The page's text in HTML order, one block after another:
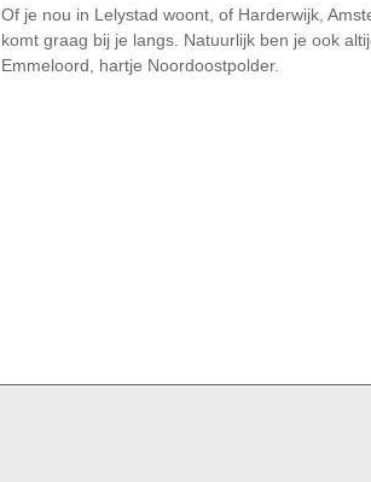
Of je nou in Lelystad woont, of Harderwijk,
komt graag bij je langs. Natuurlijk ben je ook
Emmeloord, hartje Noordoostpolder.